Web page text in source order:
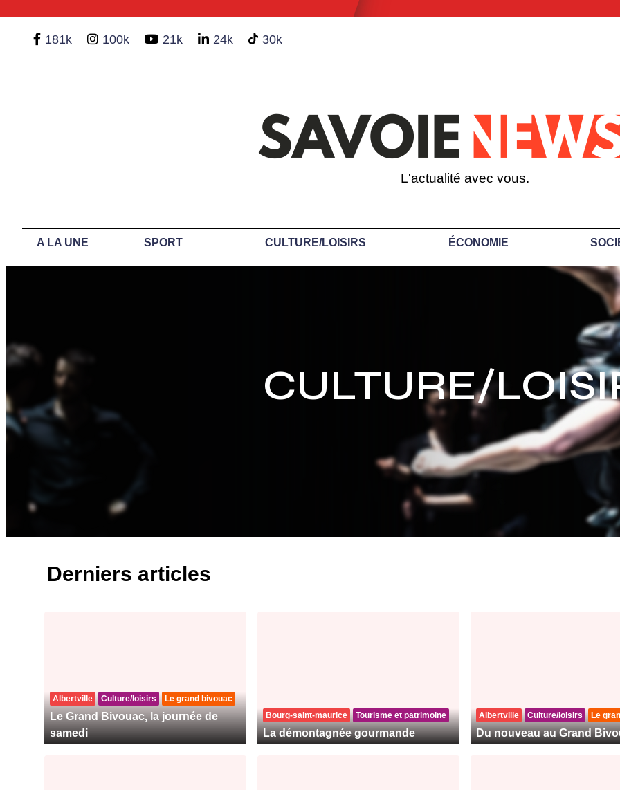
181k 100k 21k 24k 30k
L'actualité avec vous.
A LA UNE SPORT CULTURE/LOISIRS ÉCONOMIE
CULTURE/
Derniers articles
Albertville Culture/loisirs Le grand bivouac
Le Grand Bivouac, la journée de
samedi
Bourg-saint-maurice Tourisme et patrimoine
La démontagnée gourmande
Albertville Culture/loisirs Le
Du nouveau au Grand